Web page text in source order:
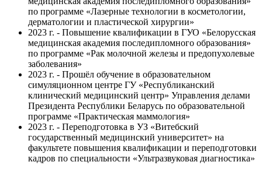
по программе «Лазерные технологии в косметологии,
дерматологии и пластической хирургии»
2023 г. - Повышение квалификации в ГУО «Белорусская
медицинская академия последипломного образования»
по программе «Рак молочной железы и предопухолевые
заболевания»
2023 г. - Прошёл обучение в образовательном
симуляционном центре ГУ «Республиканский
клинический медицинский центр» Управления делами
Президента Республики Беларусь по образовательной
программе «Практическая маммология»
2023 г. - Переподготовка в УЗ «Витебский
государственный медицинский университет» на
факультете повышения квалификации и переподготовки
кадров по специальности «Ультразвуковая диагностика»